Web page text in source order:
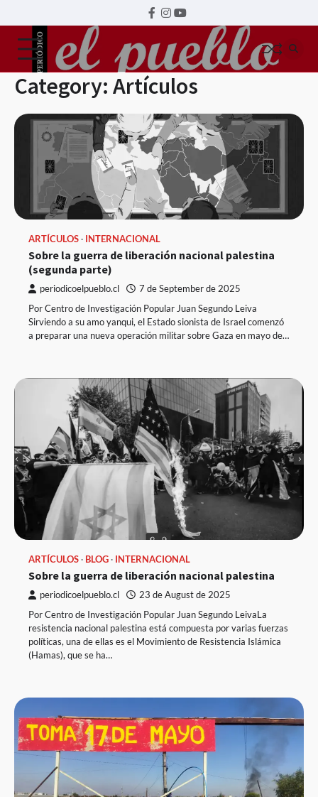
to
content
Home
facebook
instagram
youtube
Category: Artículos
ARTÍCULOS INTERNACIONAL
Sobre la guerra de liberación nacional palestina
(segunda parte)
periodicoelpueblo.cl 7 de September de 2025
Por Centro de Investigación Popular Juan Segundo Leiva
Sirviendo a su amo yanqui, el Estado sionista de Israel comenzó
a preparar una nueva operación militar sobre Gaza en mayo de…
ARTÍCULOS BLOG INTERNACIONAL
Sobre la guerra de liberación nacional palestina
periodicoelpueblo.cl 23 de August de 2025
Por Centro de Investigación Popular Juan Segundo LeivaLa
resistencia nacional palestina está compuesta por varias fuerzas
políticas, una de ellas es el Movimiento de Resistencia Islámica
(Hamas), que se ha…